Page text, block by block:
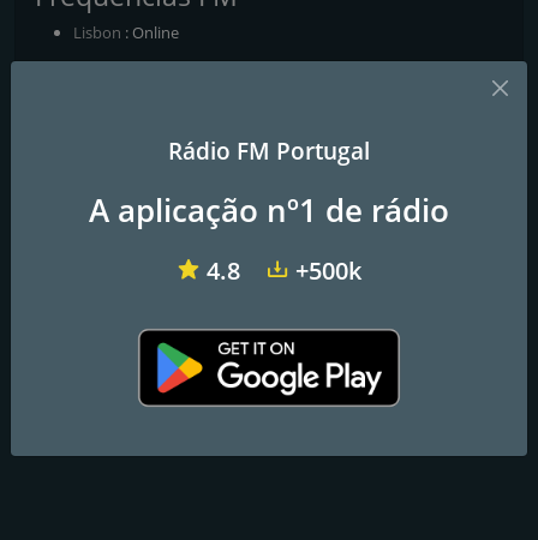
Lisbon : Online
Rádio FM Portugal
A aplicação nº1 de rádio
4.8 +500k